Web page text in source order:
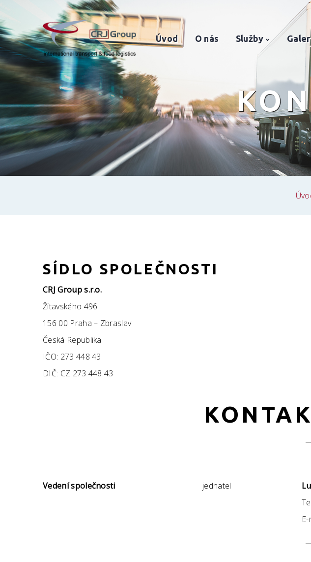
Úvod O nás Služby
SÍDLO SPOLEČNOSTI
CRJ Group s.r.o.
Žitavského 496
156 00 Praha – Zbraslav
Česká Republika
IČO: 273 448 43
DIČ: CZ 273 448 43
Vedení společnosti jednatel